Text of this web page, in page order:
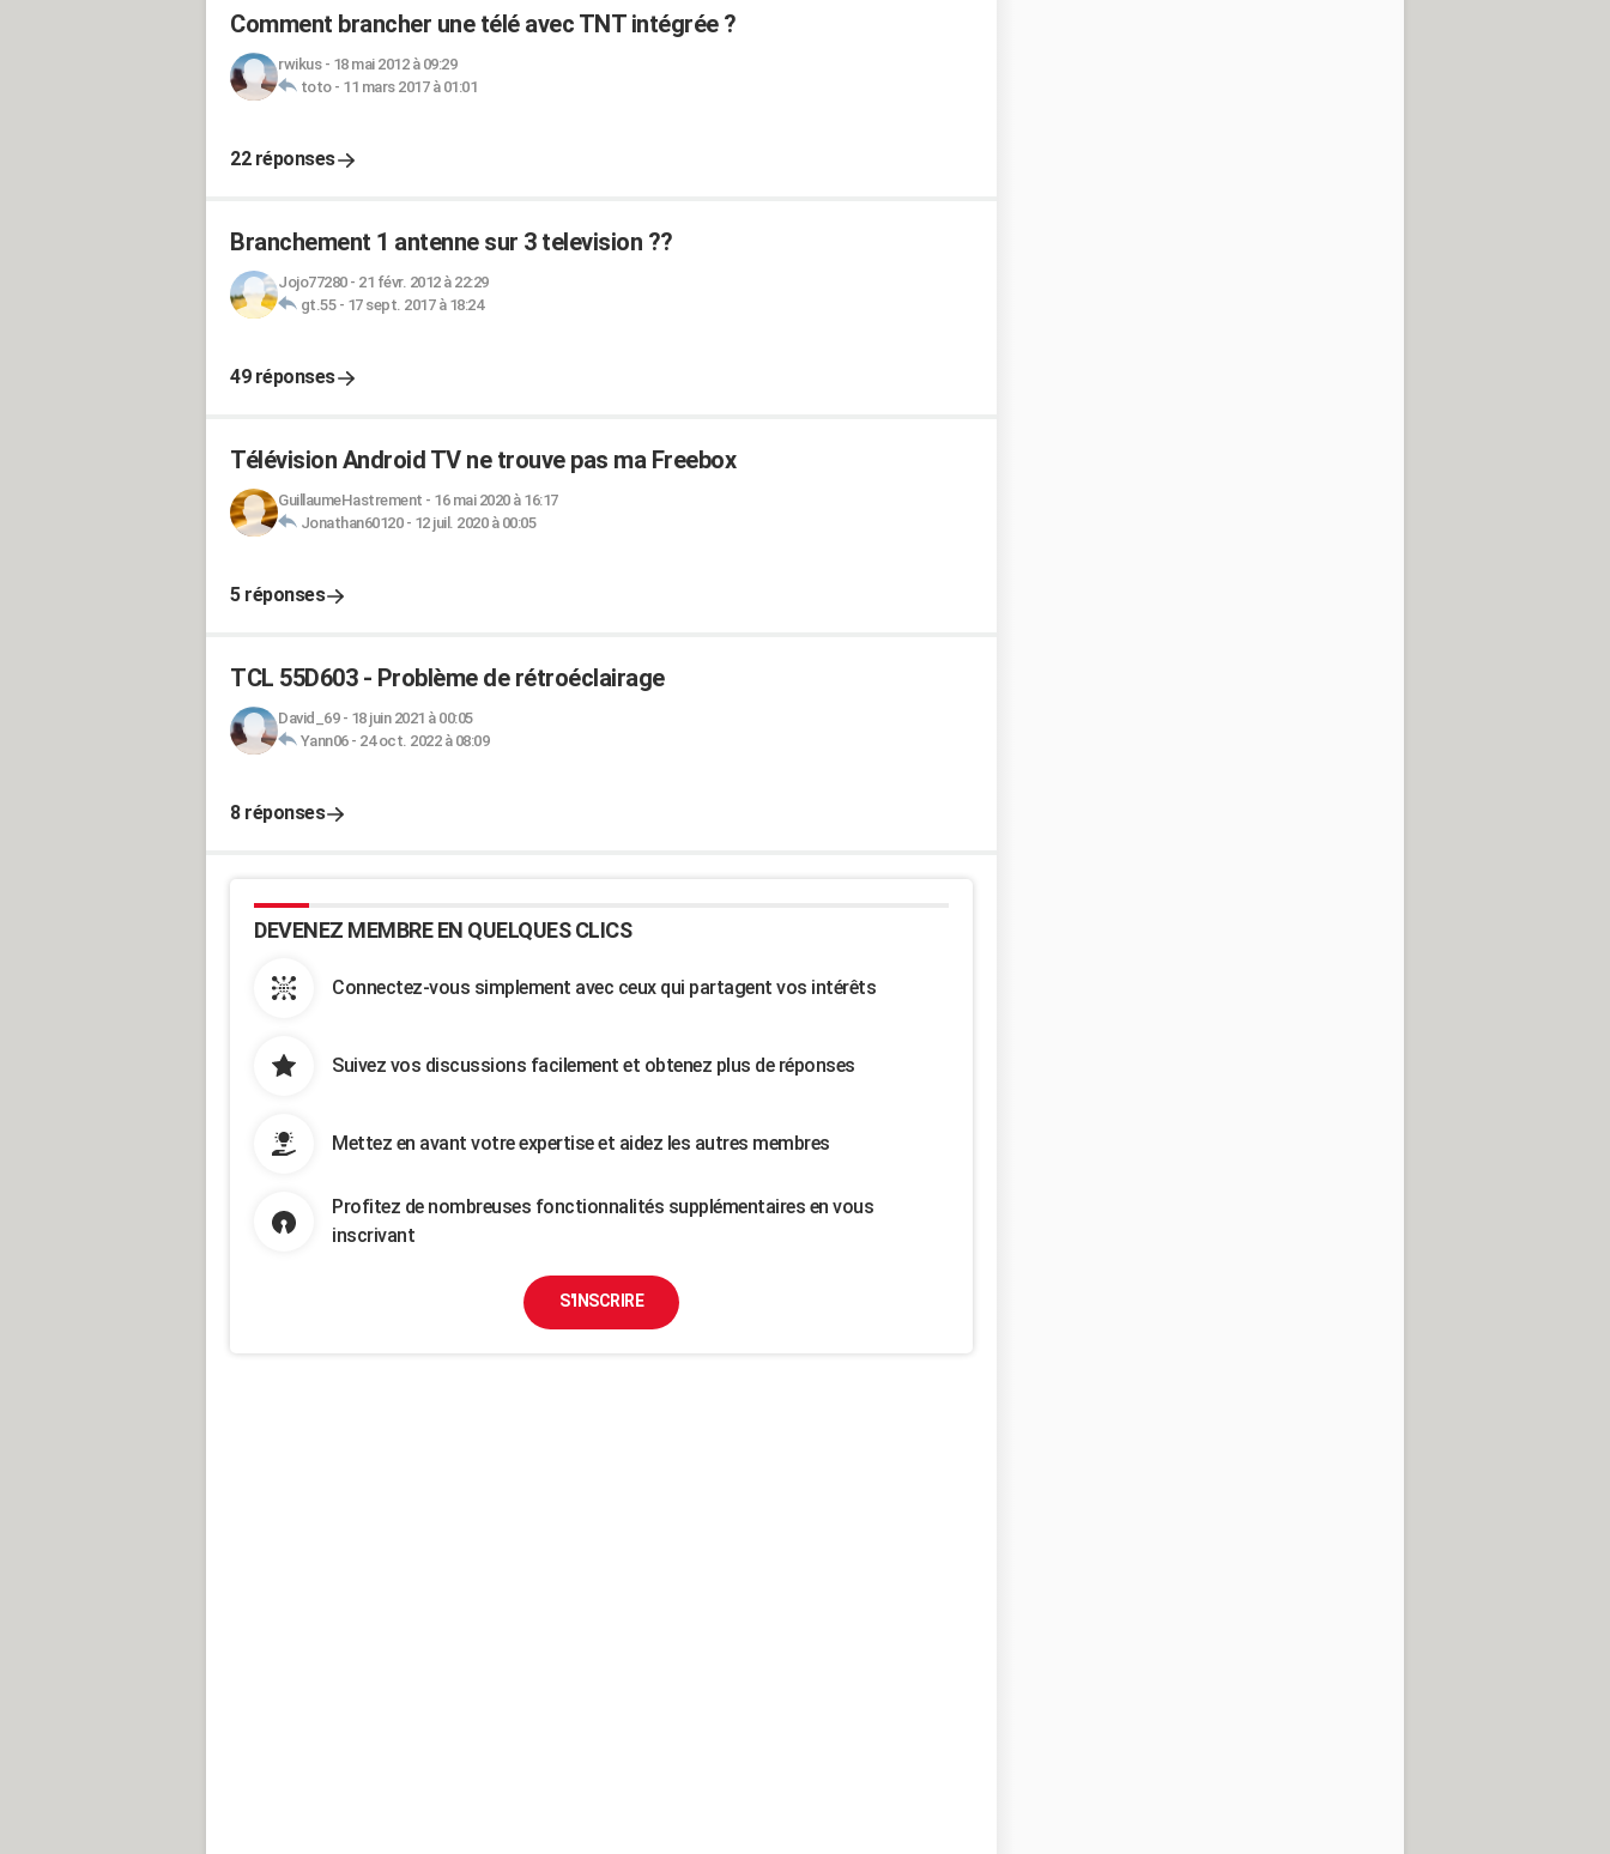
Comment brancher une télé avec TNT intégrée ?
rwikus- 18 mai 2012 à 09:29
toto- 11 mars 2017 à 01:01
22 réponses
Branchement 1 antenne sur 3 television ??
Jojo77280- 21 févr. 2012 à 22:29
gt.55- 17 sept. 2017 à 18:24
49 réponses
Télévision Android TV ne trouve pas ma Freebox
GuillaumeHastrement - 16 mai 2020 à 16:17
Jonathan60120- 12 juil. 2020 à 00:05
5 réponses
TCL 55D603 - Problème de rétroéclairage
David_69- 18 juin 2021 à 00:05
Yann06- 24 oct. 2022 à 08:09
8 réponses
DEVENEZ MEMBRE EN QUELQUES CLICS
Connectez-vous simplement avec ceux qui partagent vos intérêts
Suivez vos discussions facilement et obtenez plus de réponses
Mettez en avant votre expertise et aidez les autres membres
Profitez de nombreuses fonctionnalités supplémentaires en vous
inscrivant
S'INSCRIRE